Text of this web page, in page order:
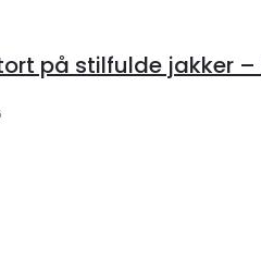
på stilfulde jakker